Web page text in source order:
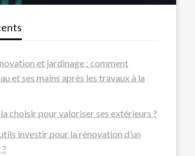
et jardinage : comment
et ses mains après les travaux à la
choisir pour valoriser ses extérieurs ?
investir pour la rénovation d’un